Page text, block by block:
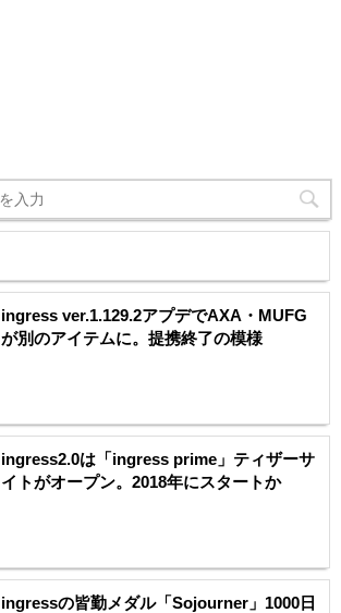
ingress ver.1.129.2アプデでAXA・MUFG
が別のアイテムに。提携終了の模様
ingress2.0は「ingress prime」ティザーサ
イトがオープン。2018年にスタートか
ingressの皆勤メダル「Sojourner」1000日